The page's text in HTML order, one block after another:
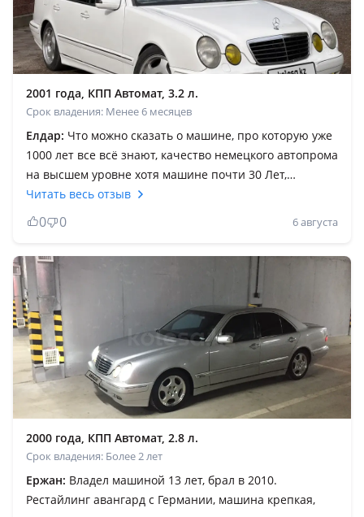
2001 года, КПП Автомат, 3.2 л.
Срок владения: Менее 6 месяцев
Елдар: Что можно сказать о машине, про которую уже
1000 лет все всё знают, качество немецкого автопрома
на высшем уровне хотя машине почти 30 Лет,
Мерседес это не хвалёный масло любитель
пенсионеров Тойота, Мерседес это лицо человека,
который получает кайф от езды, чем больше объем
тем лучше, как говорил Назарбаев лучше Мерседеса
все равно ничего не сделают. Продавать приходится,
потому что хочу машину посвежее, тоже желательно
немца, и желательно Мерседес годами посвежее s
класса. Вот так вот.
Читать весь отзыв
0 0 6 августа
2000 года, КПП Автомат, 2.8 л.
Срок владения: Более 2 лет
Eржан: Владел машиной 13 лет, брал в 2010.
Рестайлинг авангард с Германии, машина крепкая,